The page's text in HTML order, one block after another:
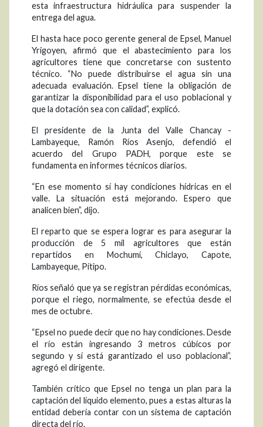
esta infraestructura hidráulica para suspender la
entrega del agua.
El hasta hace poco gerente general de Epsel, Manuel
Yrigoyen, afirmó que el abastecimiento para los
agricultores tiene que concretarse con sustento
técnico. “No puede distribuirse el agua sin una
adecuada evaluación. Epsel tiene la obligación de
garantizar la disponibilidad para el uso poblacional y
que la dotación sea con calidad”, explicó.
El presidente de la Junta del Valle Chancay -
Lambayeque, Ramón Ríos Asenjo, defendió el
acuerdo del Grupo PADH, porque este se
fundamenta en informes técnicos diarios.
“En ese momento sí hay condiciones hídricas en el
valle. La situación está mejorando. Espero que
analicen bien”, dijo.
El reparto que se espera lograr es para asegurar la
producción de 5 mil agricultores que están
repartidos en Mochumí, Chiclayo, Capote,
Lambayeque, Pítipo.
Ríos señaló que ya se registran pérdidas económicas,
porque el riego, normalmente, se efectúa desde el
mes de octubre.
“Epsel no puede decir que no hay condiciones. Desde
el río están ingresando 3 metros cúbicos por
segundo y sí está garantizado el uso poblacional”,
agregó el dirigente.
También crítico que Epsel no tenga un plan para la
captación del líquido elemento, pues a estas alturas la
entidad debería contar con un sistema de captación
directa del río.